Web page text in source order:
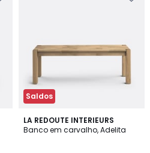
Saldos
LA REDOUTE INTERIEURS
Banco em carvalho, Adelita
4,3
/ 5